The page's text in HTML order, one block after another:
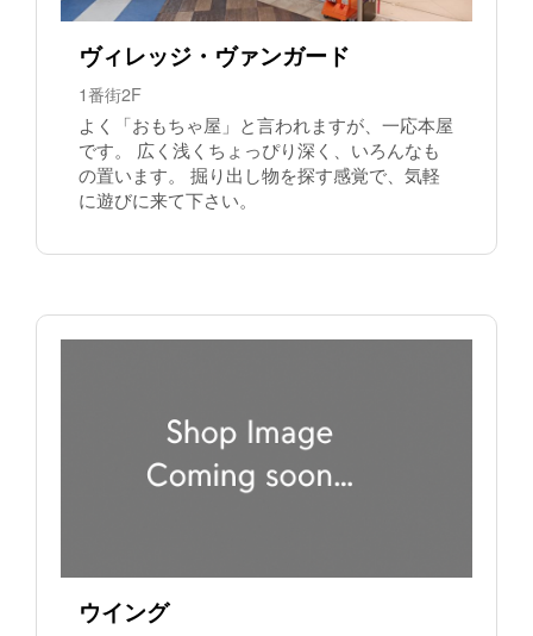
ヴィレッジ・ヴァンガード
1番街2F
よく「おもちゃ屋」と言われますが、一応本屋
です。 広く浅くちょっぴり深く、いろんなも
の置います。 掘り出し物を探す感覚で、気軽
に遊びに来て下さい。
ウイング